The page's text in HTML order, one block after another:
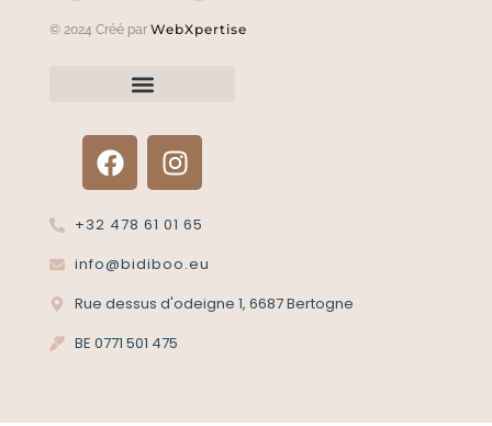
© 2024 Créé par WebXpertise
+32 478 61 01 65
info@bidiboo.eu
Rue dessus d'odeigne 1, 6687 Bertogne
BE 0771 501 475